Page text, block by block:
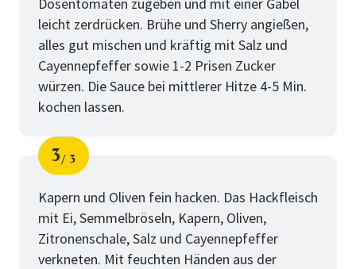
leicht zerdrücken. Brühe und Sherry angießen,
alles gut mischen und kräftig mit Salz und
Cayennepfeffer sowie 1-2 Prisen Zucker
würzen. Die Sauce bei mittlerer Hitze 4-5 Min.
kochen lassen.
Schritt
3
von
3
Kapern und Oliven fein hacken. Das Hackfleisch
mit Ei, Semmelbröseln, Kapern, Oliven,
Zitronenschale, Salz und Cayennepfeffer
verkneten. Mit feuchten Händen aus der